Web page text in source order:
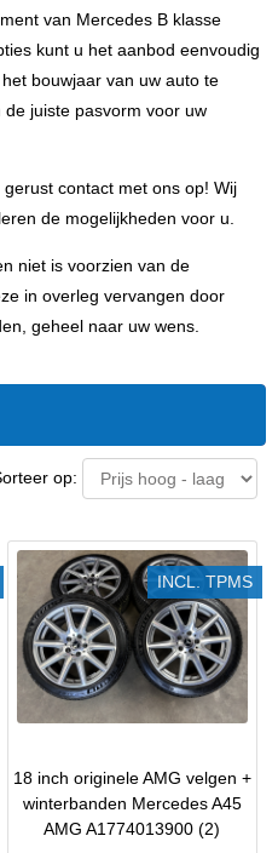
van Mercedes B klasse
kunt u het aanbod eenvoudig
bouwjaar van uw auto te
juiste pasvorm voor uw
contact met ons op! Wij
de mogelijkheden voor u.
niet is voorzien van de
in overleg vervangen door
geheel naar uw wens.
op:
INCL. TPMS
18 inch originele AMG velgen +
winterbanden Mercedes A45
AMG A1774013900 (2)